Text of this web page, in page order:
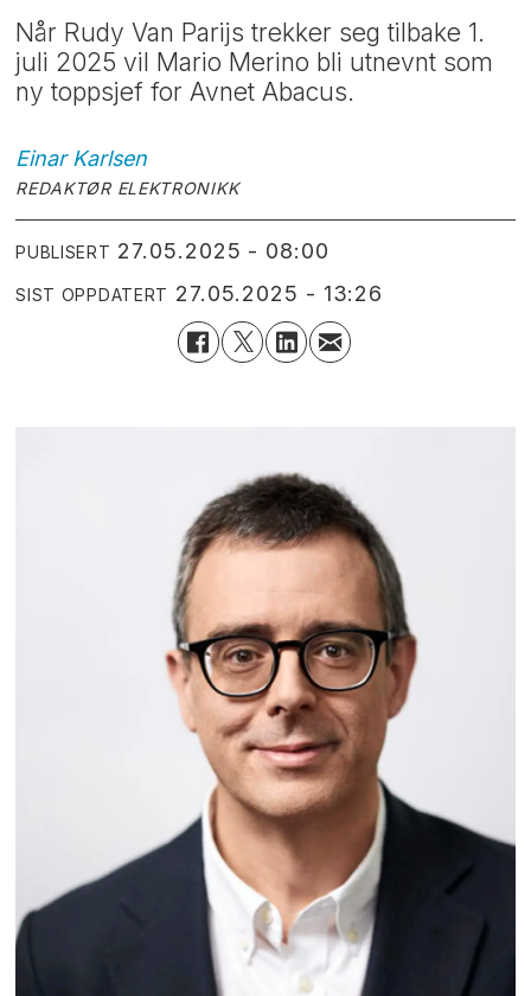
Når Rudy Van Parijs trekker seg tilbake 1.
juli 2025 vil Mario Merino bli utnevnt som
ny toppsjef for Avnet Abacus.
Einar Karlsen
REDAKTØR ELEKTRONIKK
PUBLISERT 27.05.2025 - 08:00
SIST OPPDATERT 27.05.2025 - 13:26